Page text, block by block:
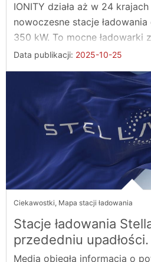
IONITY działa aż w 24
nowoczesne stacje
350 kW. To mocne ładowarki
...
Data publikacji: 2025-10-25
Ciekawostki Mapa stacji ładowania
Stacje ładowania
przededniu upadłości.
Media obiegła informacja o